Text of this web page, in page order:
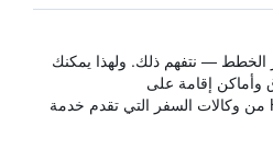
الخطط — نتفهم ذلك. ولهذا يمكنك
وأماكن إقامة على
HotelsCombined من وكالات السفر التي تقدم خدمة